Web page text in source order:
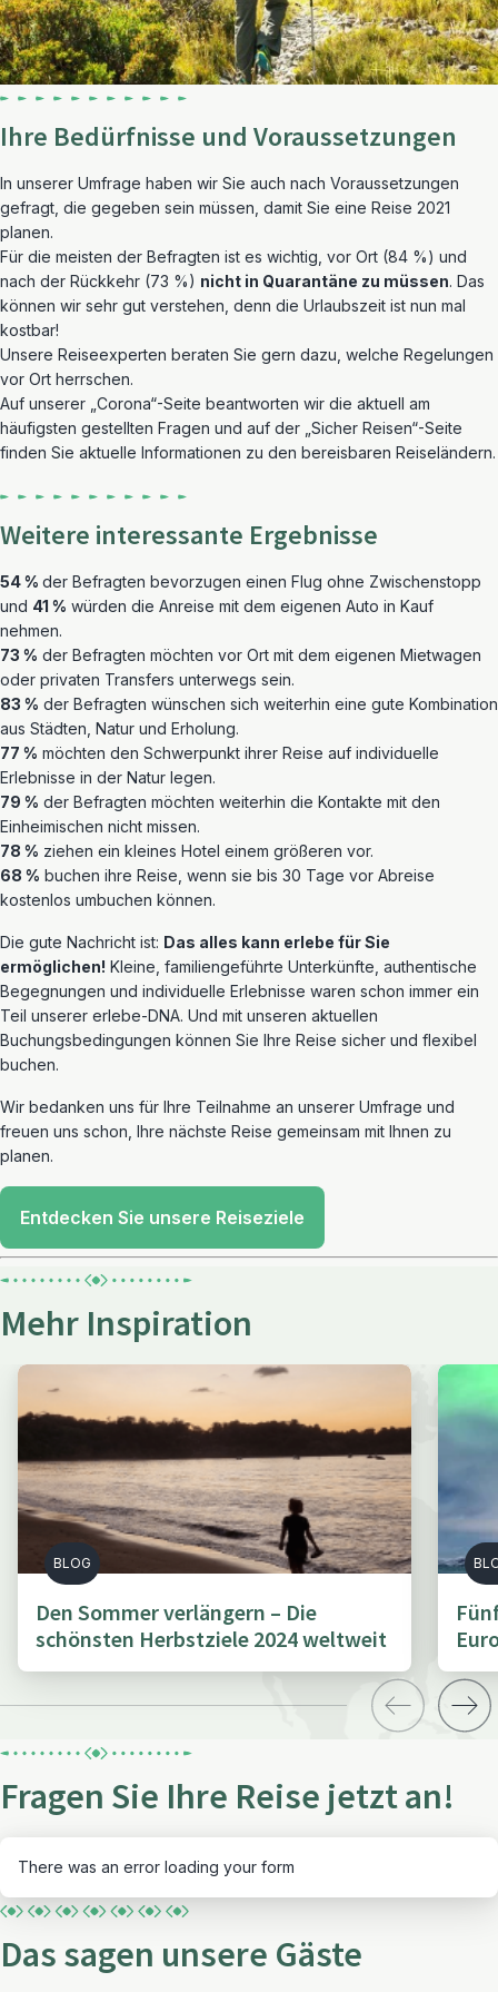
Ihre Bedürfnisse und Voraussetzungen
In unserer Umfrage haben wir Sie auch nach Voraussetzungen
gefragt, die gegeben sein müssen, damit Sie eine Reise 2021
planen.
Für die meisten der Befragten ist es wichtig, vor Ort (84 %) und
nach der Rückkehr (73 %) nicht in Quarantäne zu müssen. Das
können wir sehr gut verstehen, denn die Urlaubszeit ist nun mal
kostbar!
Unsere Reiseexperten beraten Sie gern dazu, welche Regelungen
vor Ort herrschen.
Auf unserer „Corona“-Seite beantworten wir die aktuell am
häufigsten gestellten Fragen und auf der „Sicher Reisen“-Seite
finden Sie aktuelle Informationen zu den bereisbaren Reiseländern.
Weitere interessante Ergebnisse
54 % der Befragten bevorzugen einen Flug ohne Zwischenstopp
und 41 % würden die Anreise mit dem eigenen Auto in Kauf
nehmen.
73 % der Befragten möchten vor Ort mit dem eigenen Mietwagen
oder privaten Transfers unterwegs sein.
83 % der Befragten wünschen sich weiterhin eine gute Kombination
aus Städten, Natur und Erholung.
77 % möchten den Schwerpunkt ihrer Reise auf individuelle
Erlebnisse in der Natur legen.
79 % der Befragten möchten weiterhin die Kontakte mit den
Einheimischen nicht missen.
78 % ziehen ein kleines Hotel einem größeren vor.
68 % buchen ihre Reise, wenn sie bis 30 Tage vor Abreise
kostenlos umbuchen können.
Die gute Nachricht ist: Das alles kann erlebe für Sie
ermöglichen! Kleine, familiengeführte Unterkünfte, authentische
Begegnungen und individuelle Erlebnisse waren schon immer ein
Teil unserer erlebe-DNA. Und mit unseren aktuellen
Buchungsbedingungen können Sie Ihre Reise sicher und flexibel
buchen.
Wir bedanken uns für Ihre Teilnahme an unserer Umfrage und
freuen uns schon, Ihre nächste Reise gemeinsam mit Ihnen zu
planen.
Entdecken Sie unsere Reiseziele
Mehr Inspiration
BLOG
Den Sommer verlängern – Die
schönsten Herbstziele 2024 weltweit
Fragen Sie Ihre Reise jetzt an!
There was an error loading your form
Das sagen unsere Gäste